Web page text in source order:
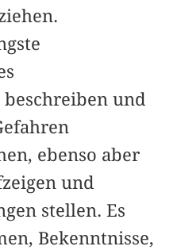
beschreiben und
ebenso aber
und
stellen. Es
Bekenntnisse,